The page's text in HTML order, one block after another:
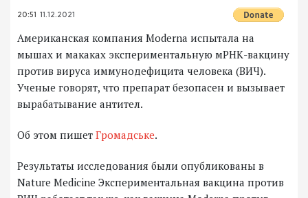
20:51 11.12.2021
Американская компания Moderna испытала на
мышах и макаках экспериментальную мРНК-вакцину
против вируса иммунодефицита человека (ВИЧ).
Ученые говорят, что препарат безопасен и вызывает
вырабатывание антител.
Об этом пишет Громадське.
Результаты исследования были опубликованы в
Nature Medicine Экспериментальная вакцина против